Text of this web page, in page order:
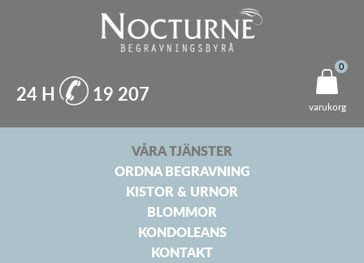
Hoppa
till
o
c
24 H 19 207
0
varukorg
VÅRA TJÄNSTER
ORDNA BEGRAVNING
KISTOR & URNOR
BLOMMOR
KONDOLEANS
KONTAKT